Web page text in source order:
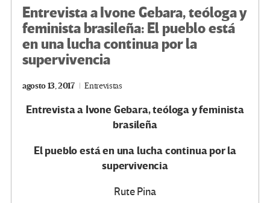
Entrevista a Ivone Gebara, teóloga y
feminista brasileña: El pueblo está
en una lucha continua por la
supervivencia
agosto 13, 2017 Entrevistas
Entrevista a Ivone Gebara, teóloga y feminista
brasileña
El pueblo está en una lucha continua por la
supervivencia
Rute Pina